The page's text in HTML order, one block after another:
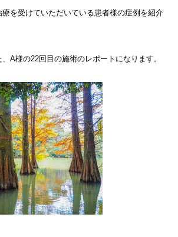
を受けていただいている患者様の症例を紹介
A様の22回目の施術のレポートになります。